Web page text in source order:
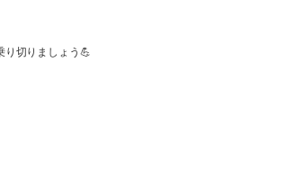
り切りましょう💪